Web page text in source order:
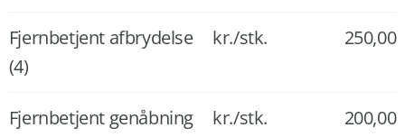
Fjernbetjent afbrydelse
(4)
kr./stk. 250,00
Fjernbetjent genåbning kr./stk. 200,00